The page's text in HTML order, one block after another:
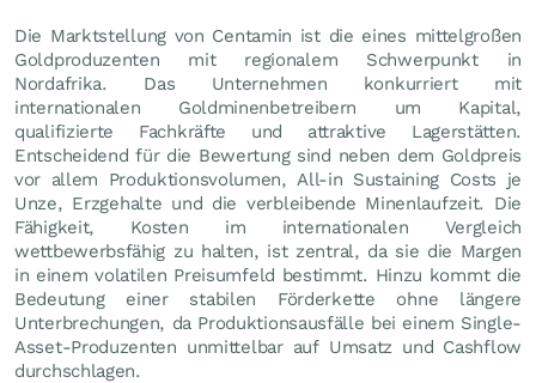
Die Marktstellung von Centamin ist die eines mittelgroßen
Goldproduzenten mit regionalem Schwerpunkt in
Nordafrika. Das Unternehmen konkurriert mit
internationalen Goldminenbetreibern um Kapital,
qualifizierte Fachkräfte und attraktive Lagerstätten.
Entscheidend für die Bewertung sind neben dem Goldpreis
vor allem Produktionsvolumen, All-in Sustaining Costs je
Unze, Erzgehalte und die verbleibende Minenlaufzeit. Die
Fähigkeit, Kosten im internationalen Vergleich
wettbewerbsfähig zu halten, ist zentral, da sie die Margen
in einem volatilen Preisumfeld bestimmt. Hinzu kommt die
Bedeutung einer stabilen Förderkette ohne längere
Unterbrechungen, da Produktionsausfälle bei einem Single-
Asset-Produzenten unmittelbar auf Umsatz und Cashflow
durchschlagen.